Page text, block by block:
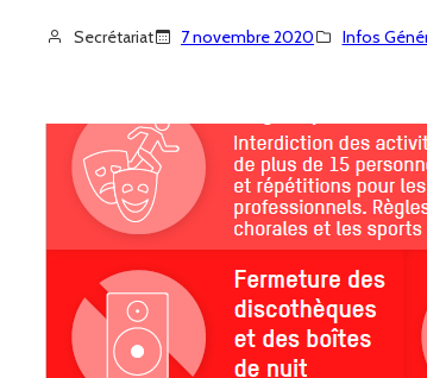
Secrétariat 7 novembre 2020 Infos